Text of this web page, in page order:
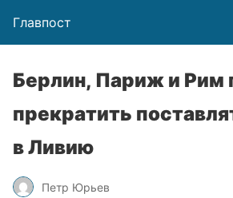
Главпост
Берлин, Париж и Рим
прекратить
в Ливию
Петр Юрьев